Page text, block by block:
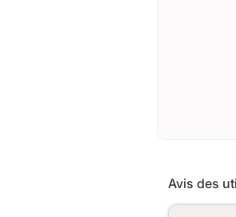
Avis des